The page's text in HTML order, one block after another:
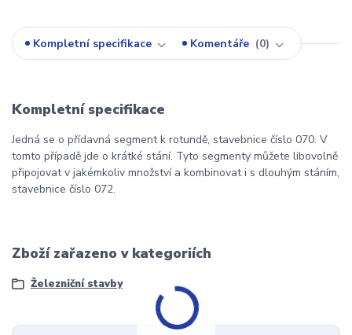
Kompletní specifikace Komentáře 0
Kompletní specifikace
Jedná se o přídavná segment k rotundě, stavebnice číslo 070. V
tomto případě jde o krátké stání. Tyto segmenty můžete libovolně
připojovat v jakémkoliv množství a kombinovat i s dlouhým stáním,
stavebnice číslo 072.
Zboží zařazeno v kategoriích
Železniční stavby